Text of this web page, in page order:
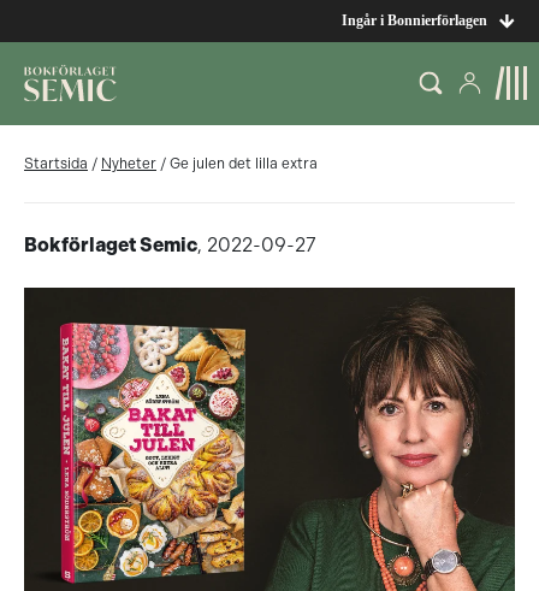
Ingår i Bonnierförlagen
Startsida / Nyheter / Ge julen det lilla extra
Bokförlaget Semic, 2022-09-27